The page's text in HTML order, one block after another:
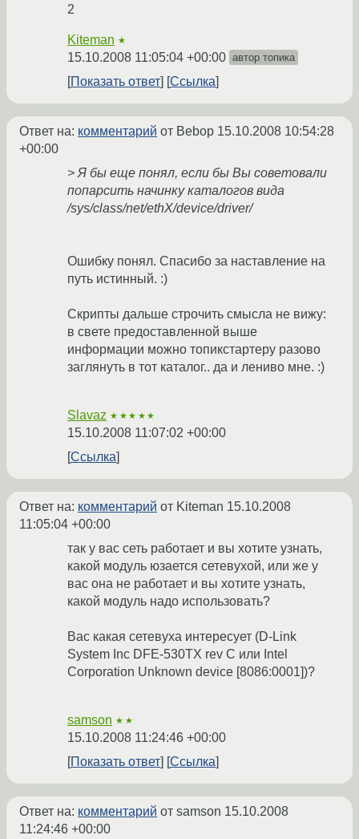
2
Kiteman ★
15.10.2008 11:05:04 +00:00 автор топика
Показать ответ Ссылка
Ответ на: комментарий от Bebop 15.10.2008 10:54:28
+00:00
> Я бы еще понял, если бы Вы советовали
попарсить начинку каталогов вида
/sys/class/net/ethX/device/driver/
Ошибку понял. Спасибо за наставление на
путь истинный. :)
Скрипты дальше строчить смысла не вижу:
в свете предоставленной выше
информации можно топикстартеру разово
заглянуть в тот каталог.. да и лениво мне. :)
Slavaz ★★★★★
15.10.2008 11:07:02 +00:00
Ссылка
Ответ на: комментарий от Kiteman 15.10.2008
11:05:04 +00:00
так у вас сеть работает и вы хотите узнать,
какой модуль юзается сетевухой, или же у
вас она не работает и вы хотите узнать,
какой модуль надо использовать?
Вас какая сетевуха интересует (D-Link
System Inc DFE-530TX rev C или Intel
Corporation Unknown device [8086:0001])?
samson ★★
15.10.2008 11:24:46 +00:00
Показать ответ
Ссылка
Ответ на: комментарий от samson 15.10.2008
11:24:46 +00:00